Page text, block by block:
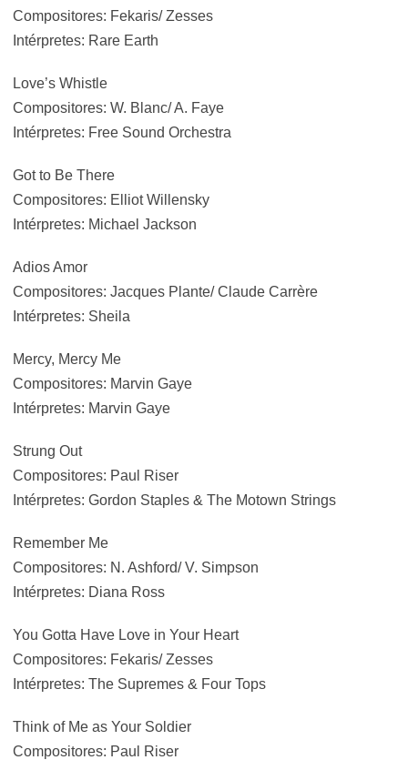
Compositores: Fekaris/ Zesses
Intérpretes: Rare Earth
Love’s Whistle
Compositores: W. Blanc/ A. Faye
Intérpretes: Free Sound Orchestra
Got to Be There
Compositores: Elliot Willensky
Intérpretes: Michael Jackson
Adios Amor
Compositores: Jacques Plante/ Claude Carrère
Intérpretes: Sheila
Mercy, Mercy Me
Compositores: Marvin Gaye
Intérpretes: Marvin Gaye
Strung Out
Compositores: Paul Riser
Intérpretes: Gordon Staples & The Motown Strings
Remember Me
Compositores: N. Ashford/ V. Simpson
Intérpretes: Diana Ross
You Gotta Have Love in Your Heart
Compositores: Fekaris/ Zesses
Intérpretes: The Supremes & Four Tops
Think of Me as Your Soldier
Compositores: Paul Riser